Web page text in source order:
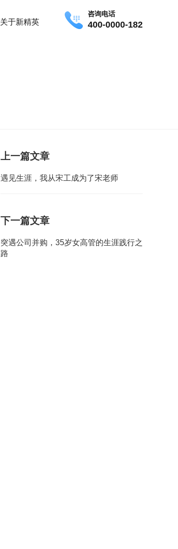
关于新精英
咨询电话
400-0000-182
上一篇文章
遇见生涯，我从宋工成为了宋老师
下一篇文章
突遇公司并购，35岁女高管的生涯践行之
路